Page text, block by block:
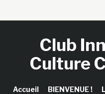
Club
Culture
Accueil BIENVENUE !